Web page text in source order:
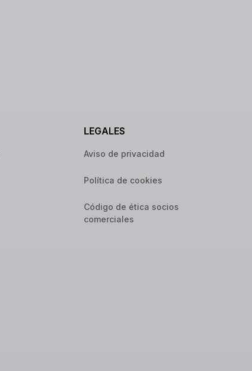
LEGALES
Aviso de privacidad
Política de cookies
Código de ética socios
comerciales